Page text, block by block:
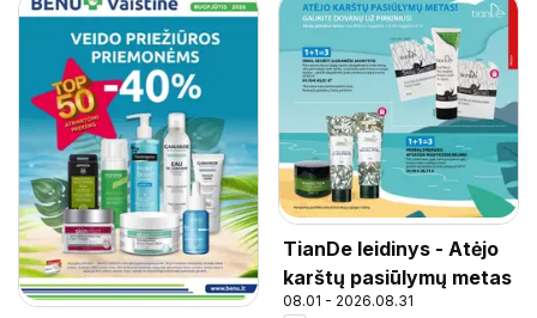
TianDe leidinys - Atėjo
karštų pasiūlymų metas
08.01 - 2026.08.31